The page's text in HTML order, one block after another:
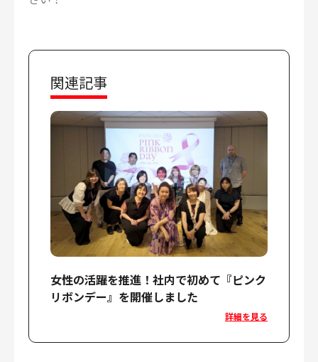
関連記事
女性の活躍を推進！社内で初めて『ピンク
リボンデー』を開催しました
詳細を見る